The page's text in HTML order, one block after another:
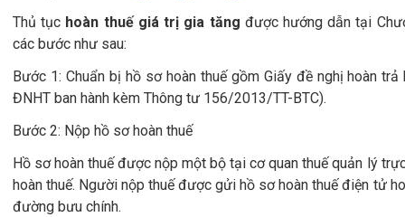
Thủ tục hoàn thuế giá trị gia tăng được hướng dẫn tại
các bước như sau:
Bước 1: Chuẩn bị hồ sơ hoàn thuế gồm Giấy đề nghị hoàn
ĐNHT ban hành kèm Thông tư 156/2013/TT-BTC).
Bước 2: Nộp hồ sơ hoàn thuế
Hồ sơ hoàn thuế được nộp một bộ tại cơ quan thuế quản lý
hoàn thuế. Người nộp thuế được gửi hồ sơ hoàn thuế điện tử
đường bưu chính.